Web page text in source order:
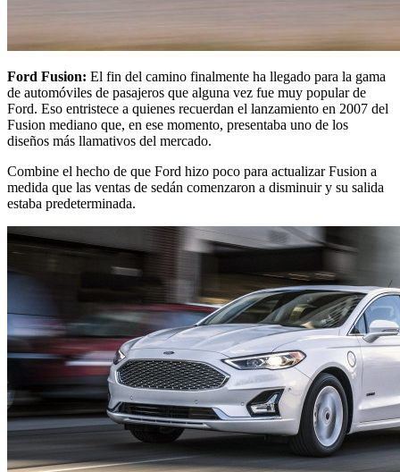
Ford Fusion: El fin del camino finalmente ha llegado para la gama
de automóviles de pasajeros que alguna vez fue muy popular de
Ford. Eso entristece a quienes recuerdan el lanzamiento en 2007 del
Fusion mediano que, en ese momento, presentaba uno de los
diseños más llamativos del mercado.
Combine el hecho de que Ford hizo poco para actualizar Fusion a
medida que las ventas de sedán comenzaron a disminuir y su salida
estaba predeterminada.